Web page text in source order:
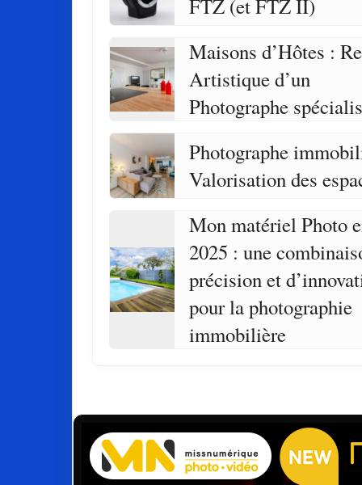
FTZ (et FTZ II)
Maisons d’Hôtes :
Artistique d’un
Photographe
Photographe
Valorisation des
Mon matériel Photo
2025 : une
précision et
pour la photographie
immobilière